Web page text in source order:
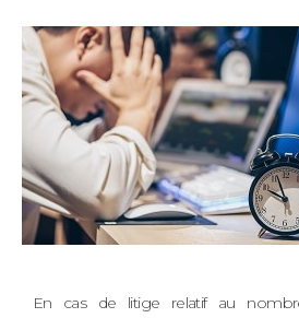
En cas de litige relatif au